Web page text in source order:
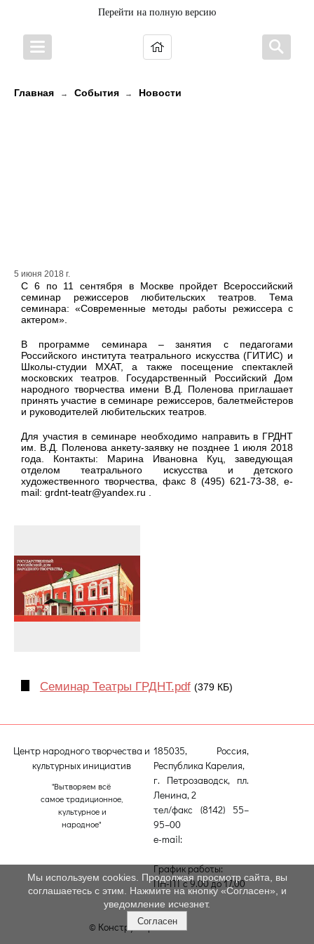
Перейти на полную версию
Главная → События → Новости
5 июня 2018 г.
С 6 по 11 сентября в Москве пройдет Всероссийский
семинар режиссеров любительских театров. Тема
семинара: «Современные методы работы режиссера с
актером».
В программе семинара – занятия с педагогами
Российского института театрального искусства (ГИТИС) и
Школы-студии МХАТ, а также посещение спектаклей
московских театров. Государственный Российский Дом
народного творчества имени В.Д. Поленова приглашает
принять участие в семинаре режиссеров, балетмейстеров
и руководителей любительских театров.
Для участия в семинаре необходимо направить в ГРДНТ
им. В.Д. Поленова анкету-заявку не позднее 1 июля 2018
года. Контакты: Марина Ивановна Куц, заведующая
отделом театрального искусства и детского
художественного творчества, факс 8 (495) 621-73-38, e-
mail: grdnt-teatr@yandex.ru .
Семинар Театры ГРДНТ.pdf (379 КБ)
Центр народного творчества и
культурных инициатив
"Вытворяем всё
самое традиционное,
культурное и
народное"
185035, Россия,
Республика Карелия,
г. Петрозаводск, пл.
Ленина, 2
тел/факс (8142) 55–
95–00
e-mail:
График работы:
ПН-ПТ с 9.00 до 17.00
© Конструктор сайтов
Мы используем cookies. Продолжая просмотр сайта, вы
соглашаетесь с этим. Нажмите на кнопку «Согласен», и
уведомление исчезнет.
Согласен